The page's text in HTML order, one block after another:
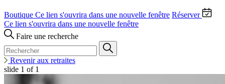
Boutique Ce lien s'ouvrira dans une nouvelle fenêtre Réserver
Ce lien s'ouvrira dans une nouvelle fenêtre
Faire une recherche
Revenir aux retraites
slide 1 of 1